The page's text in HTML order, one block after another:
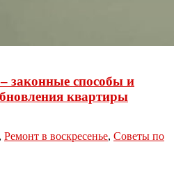
законные способы и
квартиры
, Ремонт в воскресенье, Советы по